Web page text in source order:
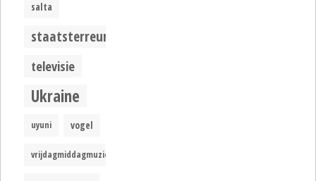
salta
staatsterreur
televisie
Ukraine
uyuni vogel
vrijdagmiddagmuziek